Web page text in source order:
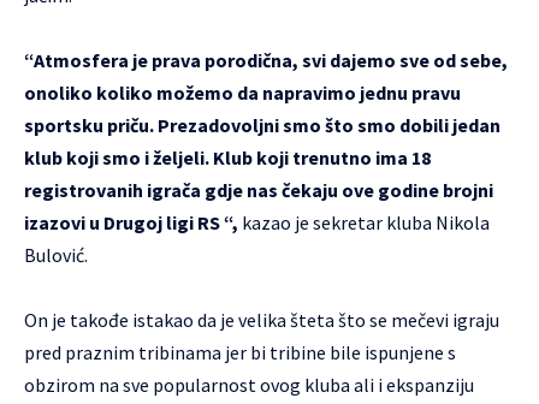
“Atmosfera je prava porodična, svi dajemo sve od sebe,
onoliko koliko možemo da napravimo jednu pravu
sportsku priču. Prezadovoljni smo što smo dobili jedan
klub koji smo i željeli. Klub koji trenutno ima 18
registrovanih igrača gdje nas čekaju ove godine brojni
izazovi u Drugoj ligi RS “, kazao je sekretar kluba Nikola
Bulović.
On je takođe istakao da je velika šteta što se mečevi igraju
pred praznim tribinama jer bi tribine bile ispunjene s
obzirom na sve popularnost ovog kluba ali i ekspanziju